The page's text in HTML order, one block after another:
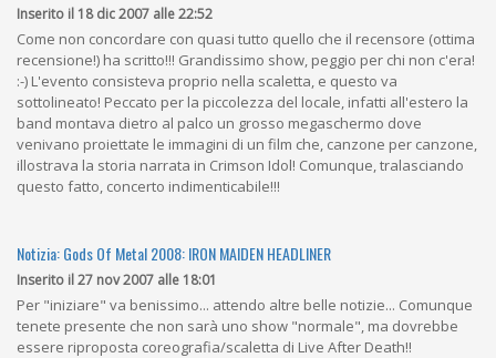
Inserito il 18 dic 2007 alle 22:52
Come non concordare con quasi tutto quello che il recensore (ottima
recensione!) ha scritto!!! Grandissimo show, peggio per chi non c'era!
:-) L'evento consisteva proprio nella scaletta, e questo va
sottolineato! Peccato per la piccolezza del locale, infatti all'estero la
band montava dietro al palco un grosso megaschermo dove
venivano proiettate le immagini di un film che, canzone per canzone,
illostrava la storia narrata in Crimson Idol! Comunque, tralasciando
questo fatto, concerto indimenticabile!!!
Notizia: Gods Of Metal 2008: IRON MAIDEN HEADLINER
Inserito il 27 nov 2007 alle 18:01
Per "iniziare" va benissimo... attendo altre belle notizie... Comunque
tenete presente che non sarà uno show "normale", ma dovrebbe
essere riproposta coreografia/scaletta di Live After Death!!